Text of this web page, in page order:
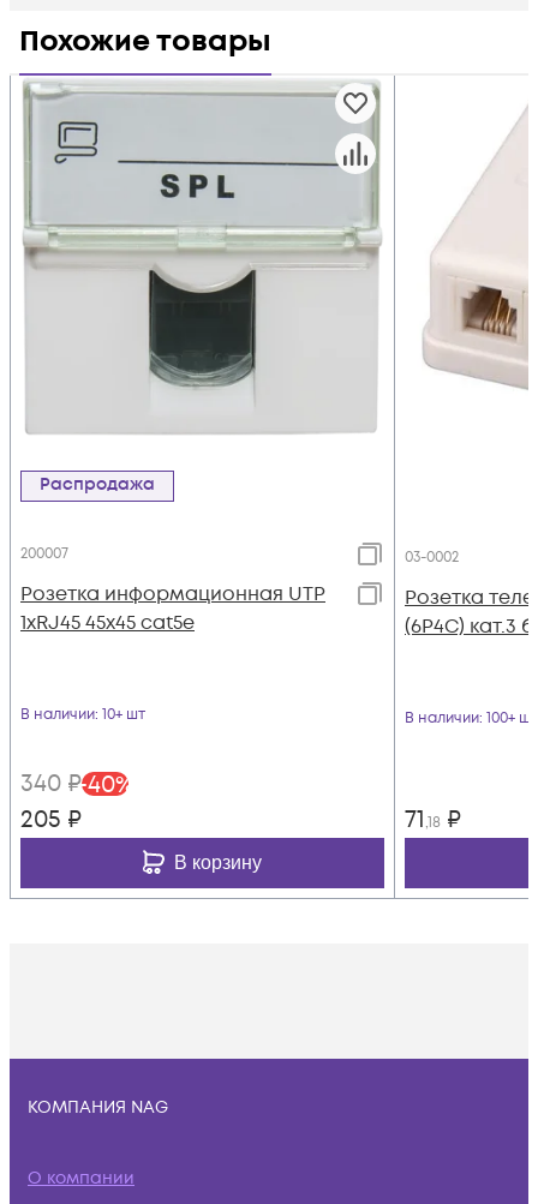
Похожие товары
Распродажа
200007
Розетка информационная UTP
1хRJ45 45х45 cat5е
В наличии: 10+ шт
340 ₽-40%
205 ₽
В корзину
03-0002
Розетка
(6P4C) кат.3
В наличии: 100+ шт
71,18 ₽
КОМПАНИЯ NAG
О компании